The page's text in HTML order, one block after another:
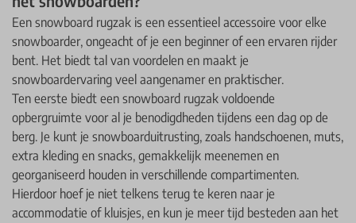
Een snowboard rugzak is een essentieel accessoire voor elke
snowboarder, ongeacht of je een beginner of een ervaren rijder
bent. Het biedt tal van voordelen en maakt je
snowboardervaring veel aangenamer en praktischer.
Ten eerste biedt een snowboard rugzak voldoende
opbergruimte voor al je benodigdheden tijdens een dag op de
berg. Je kunt je snowboarduitrusting, zoals handschoenen, muts,
extra kleding en snacks, gemakkelijk meenemen en
georganiseerd houden in verschillende compartimenten.
Hierdoor hoef je niet telkens terug te keren naar je
accommodatie of kluisjes, en kun je meer tijd besteden aan het